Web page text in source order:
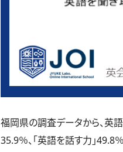
福岡県の調査データから、英
35.9％、「英語を話す力」49.8